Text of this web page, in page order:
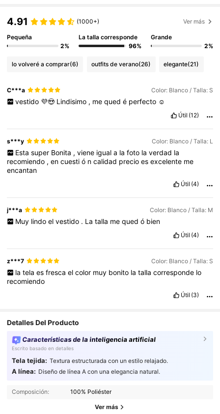
4.91 (1000+) Ver más
Pequeña
2%
La talla corresponde
96%
Grande
2%
lo volveré a comprar(6) outfits de verano(26) elegante(21)
C***a Color: Blanco / Talla: S
vestido 💜😍 Lindisimo , me qued é perfecto ☺️
Útil (12)
s***y Color: Blanco / Talla: L
Esta super Bonita , viene igual a la foto la verdad la
recomiendo ,encuestió ncalidad precioesexcelente me
encantan
Útil (4)
j***a Color: Blanco / Talla: M
Muy lindo el vestido . La talla me qued ó bien
Útil (4)
z***7 Color: Blanco / Talla: S
la tela es fresca el color muy bonito la talla corresponde lo
recomiendo
Útil (3)
Detalles Del Producto
Características de la inteligencia artificial
Escrito basado en detalles
Tela tejida: Textura estructurada con un estilo relajado.
A línea: Diseño de línea A con una elegancia natural.
Composición: 100% Poliéster
Ver más
4.92 6.4K Seguidores